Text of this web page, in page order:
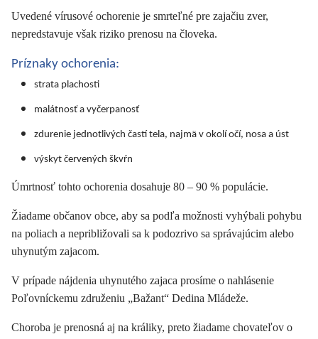
Uvedené vírusové ochorenie je smrteľné pre zajačiu zver,
nepredstavuje však riziko prenosu na človeka.
Príznaky ochorenia:
strata plachosti
malátnosť a vyčerpanosť
zdurenie jednotlivých častí tela, najmä v okolí očí, nosa a úst
výskyt červených škvŕn
Úmrtnosť tohto ochorenia dosahuje 80 – 90 % populácie.
Žiadame občanov obce, aby sa podľa možnosti vyhýbali pohybu
na poliach a nepribližovali sa k podozrivo sa správajúcim alebo
uhynutým zajacom.
V prípade nájdenia uhynutého zajaca prosíme o nahlásenie
Poľovníckemu združeniu „Bažant“ Dedina Mládeže.
Choroba je prenosná aj na králiky, preto žiadame chovateľov o